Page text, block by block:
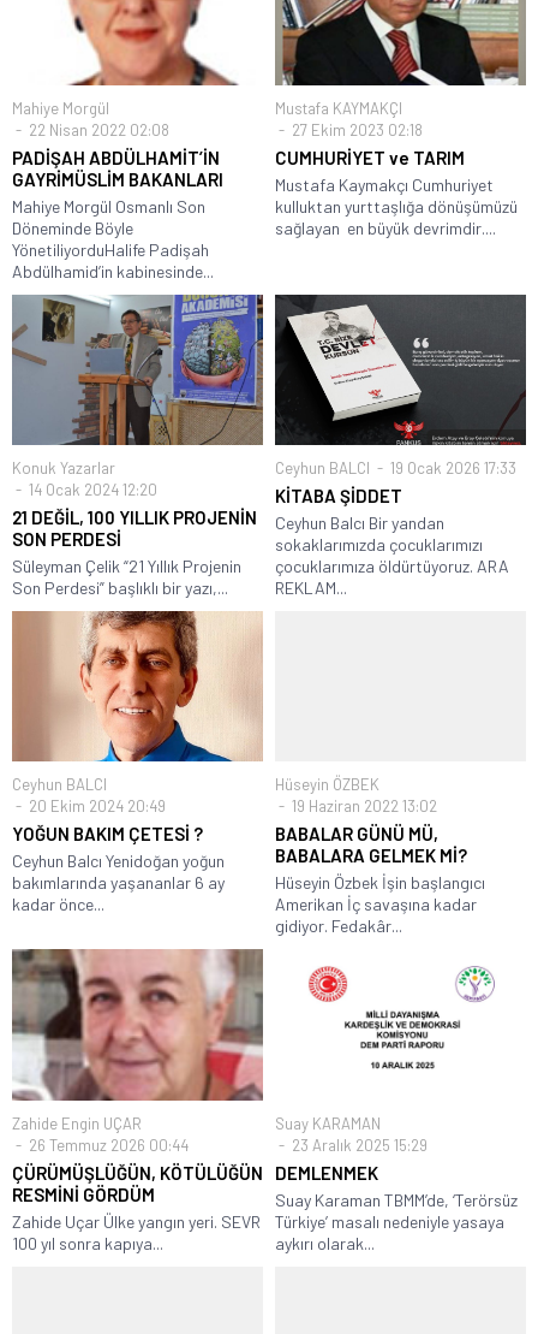
Mahiye Morgül
22 Nisan 2022 02:08
PADİŞAH ABDÜLHAMİT’İN
GAYRİMÜSLİM BAKANLARI
Mahiye Morgül Osmanlı Son
Döneminde Böyle
YönetiliyorduHalife Padişah
Abdülhamid’in kabinesinde...
Mustafa KAYMAKÇI
27 Ekim 2023 02:18
CUMHURİYET ve TARIM
Mustafa Kaymakçı Cumhuriyet
kulluktan yurttaşlığa dönüşümüzü
sağlayan en büyük devrimdir....
Konuk Yazarlar
14 Ocak 2024 12:20
21 DEĞİL, 100 YILLIK PROJENİN
SON PERDESİ
Süleyman Çelik “21 Yıllık Projenin
Son Perdesi” başlıklı bir yazı,...
Ceyhun BALCI 19 Ocak 2026 17:33
KİTABA ŞİDDET
Ceyhun Balcı Bir yandan
sokaklarımızda çocuklarımızı
çocuklarımıza öldürtüyoruz. ARA
REKLAM...
Ceyhun BALCI
20 Ekim 2024 20:49
YOĞUN BAKIM ÇETESİ ?
Ceyhun Balcı Yenidoğan yoğun
bakımlarında yaşananlar 6 ay
kadar önce...
Hüseyin ÖZBEK
19 Haziran 2022 13:02
BABALAR GÜNÜ MÜ,
BABALARA GELMEK Mİ?
Hüseyin Özbek İşin başlangıcı
Amerikan İç savaşına kadar
gidiyor. Fedakâr...
Zahide Engin UÇAR
26 Temmuz 2026 00:44
ÇÜRÜMÜŞLÜĞÜN, KÖTÜLÜĞÜN
RESMİNİ GÖRDÜM
Zahide Uçar Ülke yangın yeri. SEVR
100 yıl sonra kapıya...
Suay KARAMAN
23 Aralık 2025 15:29
DEMLENMEK
Suay Karaman TBMM’de, ‘Terörsüz
Türkiye’ masalı nedeniyle yasaya
aykırı olarak...